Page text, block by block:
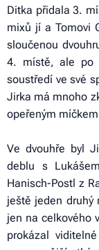
Ditka přidala 3.
mixů jí a Tomovi
sloučenou
4. místě, ale po
soustředí ve své
Jirka má mnoho
opeřeným
Ve dvouhře byl
deblu s
Hanisch-Postl z
ještě jeden druhý
jen na celkového
prokázal